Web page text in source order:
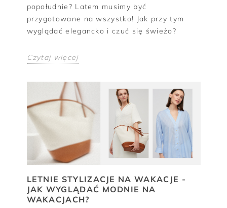
popołudnie? Latem musimy być
przygotowane na wszystko! Jak przy tym
wyglądać elegancko i czuć się świeżo?
Czytaj więcej
LETNIE STYLIZACJE NA WAKACJE -
JAK WYGLĄDAĆ MODNIE NA
WAKACJACH?